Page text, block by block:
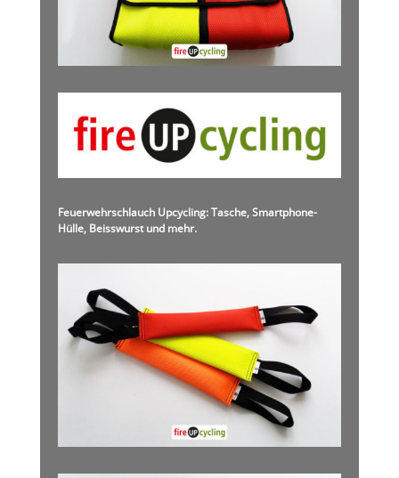
Feuerwehrschlauch Upcycling: Tasche, Smartphone-
Hülle, Beisswurst und mehr.